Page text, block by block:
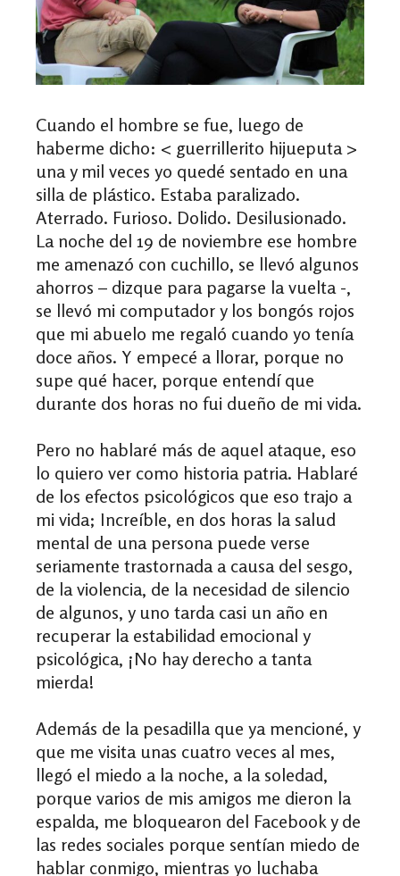
Cuando el hombre se fue, luego de
haberme dicho: < guerrillerito hijueputa >
una y mil veces yo quedé sentado en una
silla de plástico. Estaba paralizado.
Aterrado. Furioso. Dolido. Desilusionado.
La noche del 19 de noviembre ese hombre
me amenazó con cuchillo, se llevó algunos
ahorros – dizque para pagarse la vuelta -,
se llevó mi computador y los bongós rojos
que mi abuelo me regaló cuando yo tenía
doce años. Y empecé a llorar, porque no
supe qué hacer, porque entendí que
durante dos horas no fui dueño de mi vida.
Pero no hablaré más de aquel ataque, eso
lo quiero ver como historia patria. Hablaré
de los efectos psicológicos que eso trajo a
mi vida; Increíble, en dos horas la salud
mental de una persona puede verse
seriamente trastornada a causa del sesgo,
de la violencia, de la necesidad de silencio
de algunos, y uno tarda casi un año en
recuperar la estabilidad emocional y
psicológica, ¡No hay derecho a tanta
mierda!
Además de la pesadilla que ya mencioné, y
que me visita unas cuatro veces al mes,
llegó el miedo a la noche, a la soledad,
porque varios de mis amigos me dieron la
espalda, me bloquearon del Facebook y de
las redes sociales porque sentían miedo de
hablar conmigo, mientras yo luchaba